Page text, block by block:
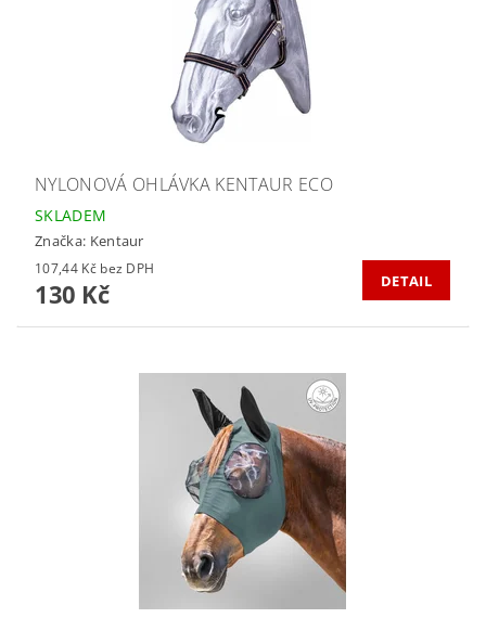
NYLONOVÁ OHLÁVKA KENTAUR ECO
SKLADEM
Značka: Kentaur
107,44 Kč bez DPH
130 Kč DETAIL